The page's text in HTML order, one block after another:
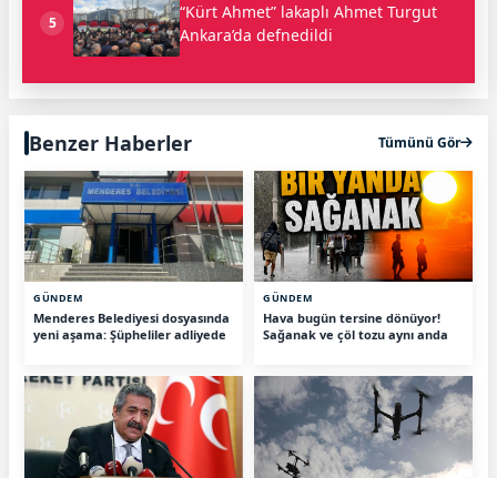
5
“Kürt Ahmet” lakaplı Ahmet Turgut
Ankara’da defnedildi
Benzer Haberler Tümünü Gör
GÜNDEM
Menderes Belediyesi dosyasında
yeni aşama: Şüpheliler adliyede
GÜNDEM
Hava bugün tersine dönüyor!
Sağanak ve çöl tozu aynı anda